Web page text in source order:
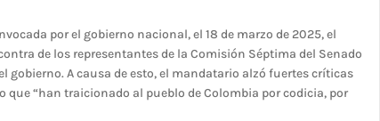
por el gobierno nacional, el 18 de marzo de 2025, el
de los representantes de la Comisión Séptima del Senado
gobierno. A causa de esto, el mandatario alzó fuertes críticas
que “han traicionado al pueblo de Colombia por codicia, por